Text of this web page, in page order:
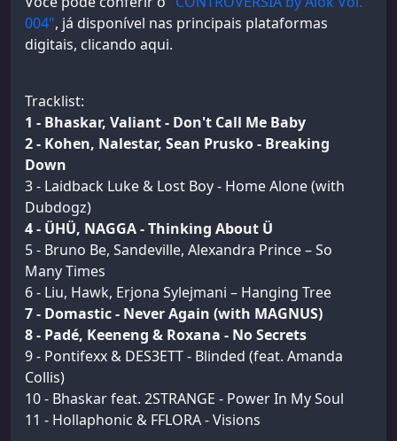
004", já disponível nas principais plataformas
digitais, clicando aqui.
Tracklist:
1 - Bhaskar, Valiant - Don't Call Me Baby
2 - Kohen, Nalestar, Sean Prusko - Breaking
Down
3 - Laidback Luke & Lost Boy - Home Alone (with
Dubdogz)
4 - ÜHÜ, NAGGA - Thinking About Ü
5 - Bruno Be, Sandeville, Alexandra Prince – So
Many Times
6 - Liu, Hawk, Erjona Sylejmani – Hanging Tree
7 - Domastic - Never Again (with MAGNUS)
8 - Padé, Keeneng & Roxana - No Secrets
9 - Pontifexx & DES3ETT - Blinded (feat. Amanda
Collis)
10 - Bhaskar feat. 2STRANGE - Power In My Soul
11 - Hollaphonic & FFLORA - Visions